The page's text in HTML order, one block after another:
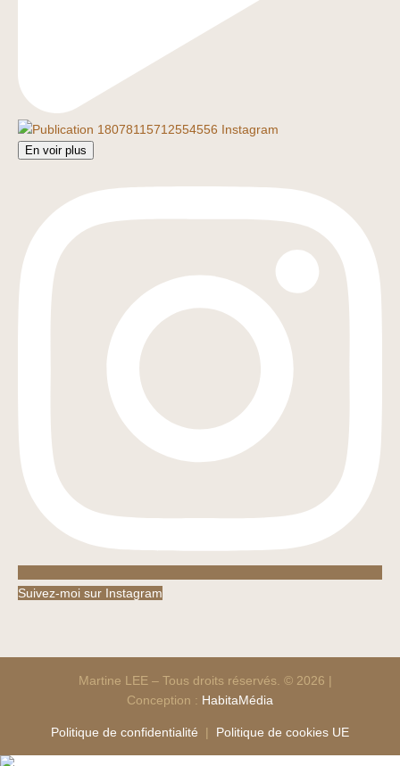
En voir plus
Suivez-moi sur Instagram
Martine LEE – Tous droits réservés. © 2026 |
Conception : HabitaMédia
Politique de confidentialité | Politique de cookies UE